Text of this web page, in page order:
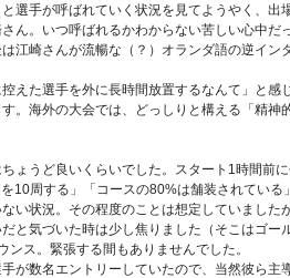
選手が呼ばれていく状況を見てようやく、出
ん。いつ呼ばれるかわからない苦しい心中
江崎さんが流暢な（？）オランダ語の逆イン
えた選手を外に長時間放置するなんて」と
。海外の大会では、どっしりと構える「精神
ょうど良いくらいでした。スタート1時間前
10周する」「コースの80%は舗装されてい
い状況。その程度のことは想定していまし
と気づいた時は少し焦りました（そこはゴ
ス。緊張する間もありませんでした。
が数名エントリーしていたので、当然彼ら主